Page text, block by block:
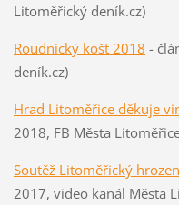
Litoměřický deník.cz)
Roudnický košt 2018 -
deník.cz)
Hrad Litoměřice děkuje
2018, FB Města
Soutěž Litoměřický
2017, video kanál Města